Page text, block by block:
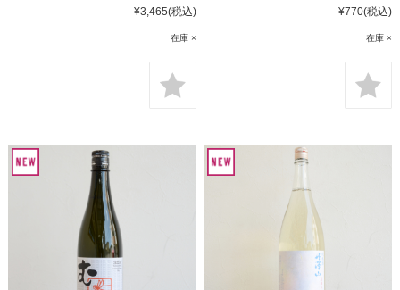
¥3,465(税込)
在庫 ×
¥770(税込)
在庫 ×